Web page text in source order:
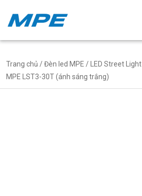
Trang chủ /Đèn led MPE / LED Street Light
MPE LST3-30T (ánh sáng trắng)